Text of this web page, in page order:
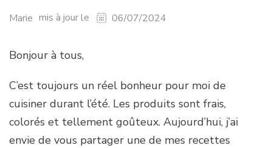
Marie mis à jour le 06/07/2024
Bonjour à tous,
C’est toujours un réel bonheur pour moi de
cuisiner durant l’été. Les produits sont frais,
colorés et tellement goûteux. Aujourd’hui, j’ai
envie de vous partager une de mes recettes